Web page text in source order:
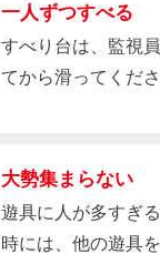
一人ずつすべる
すべり台は、監視
てから滑ってくださ
大勢集まらない
遊具に人が多すぎ
時には、他の遊具